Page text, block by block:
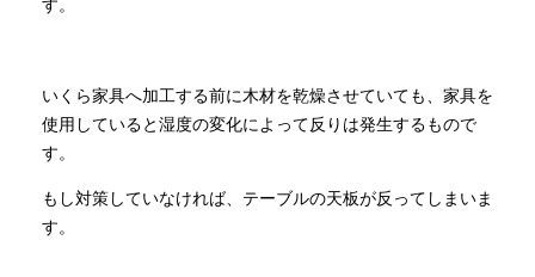
す。
いくら家具へ加工する前に木材を乾燥させていても、家具を
使用していると湿度の変化によって反りは発生するもので
す。
もし対策していなければ、テーブルの天板が反ってしまいま
す。